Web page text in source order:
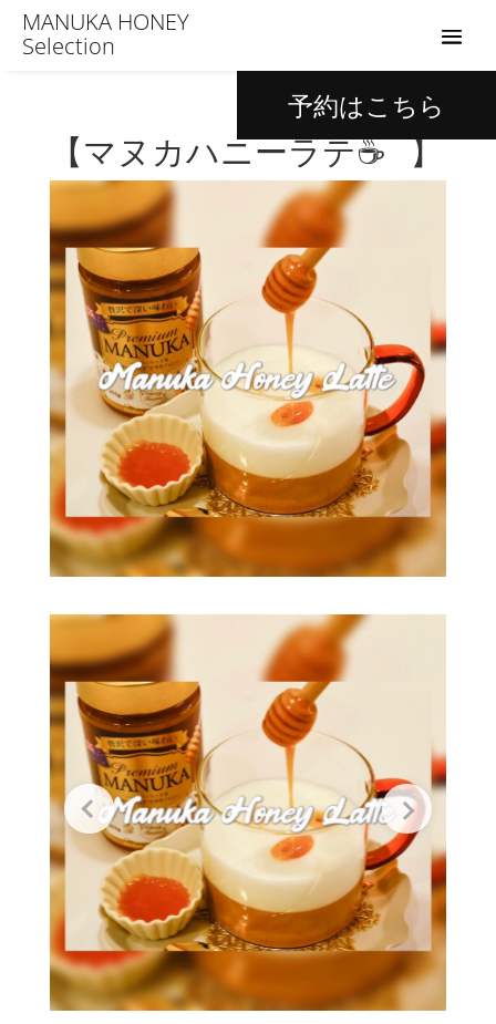
MANUKA HONEY
Selection
予約はこちら
【マヌカハニーラテ☕️⠀】